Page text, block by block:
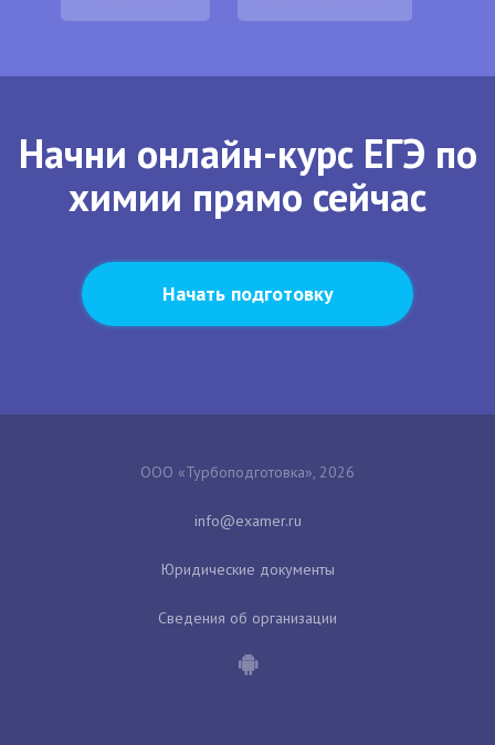
Начни онлайн-курс ЕГЭ по
химии прямо сейчас
Начать подготовку
ООО «Турбоподготовка», 2026
Юридические документы
Сведения об организации